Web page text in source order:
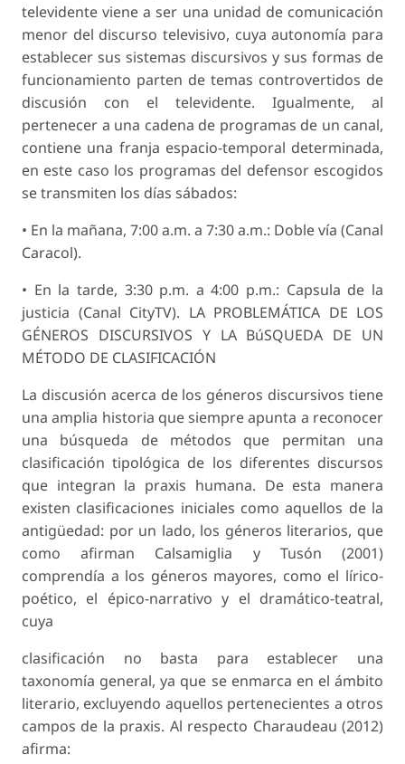
televidente viene a ser una unidad de comunicación
menor del discurso televisivo, cuya autonomía para
establecer sus sistemas discursivos y sus formas de
funcionamiento parten de temas controvertidos de
discusión con el televidente. Igualmente, al
pertenecer a una cadena de programas de un canal,
contiene una franja espacio-temporal determinada,
en este caso los programas del defensor escogidos
se transmiten los días sábados:
• En la mañana, 7:00 a.m. a 7:30 a.m.: Doble vía (Canal
Caracol).
• En la tarde, 3:30 p.m. a 4:00 p.m.: Capsula de la
justicia (Canal CityTV). LA PROBLEMÁTICA DE LOS
GÉNEROS DISCURSIVOS Y LA BúSQUEDA DE UN
MÉTODO DE CLASIFICACIÓN
La discusión acerca de los géneros discursivos tiene
una amplia historia que siempre apunta a reconocer
una búsqueda de métodos que permitan una
clasificación tipológica de los diferentes discursos
que integran la praxis humana. De esta manera
existen clasificaciones iniciales como aquellos de la
antigüedad: por un lado, los géneros literarios, que
como afirman Calsamiglia y Tusón (2001)
comprendía a los géneros mayores, como el lírico-
poético, el épico-narrativo y el dramático-teatral,
cuya
clasificación no basta para establecer una
taxonomía general, ya que se enmarca en el ámbito
literario, excluyendo aquellos pertenecientes a otros
campos de la praxis. Al respecto Charaudeau (2012)
afirma: